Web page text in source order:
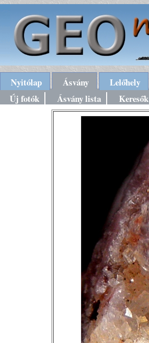
Nyitólap Ásvány Lelőhely
Új fotók
Ásvány lista Keresők